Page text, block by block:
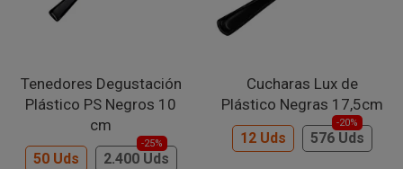
Tenedores Degustación
Plástico PS Negros 10
cm
50 Uds 2.400 Uds
-25%
Cucharas Lux de
Plástico Negras 17,5cm
12 Uds 576 Uds
-20%